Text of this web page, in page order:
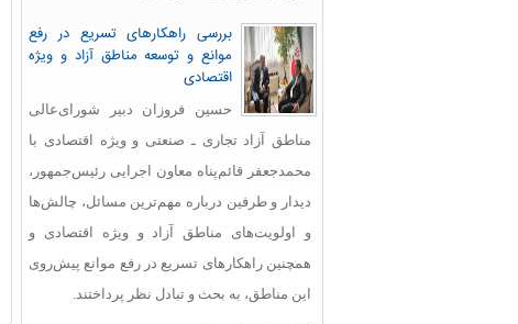
بررسی راهکارهای تسریع در رفع
موانع و توسعه مناطق آزاد و ویژه
اقتصادی
حسین فروزان دبیر شورای‌عالی
مناطق آزاد تجاری ـ صنعتی و ویژه اقتصادی با
محمدجعفر قائم‌پناه معاون اجرایی رئیس‌جمهور،
دیدار و طرفین درباره مهم‌ترین مسائل، چالش‌ها
و اولویت‌های مناطق آزاد و ویژه اقتصادی و
همچنین راهکارهای تسریع در رفع موانع پیش‌روی
این مناطق، به بحث و تبادل نظر پرداختند.